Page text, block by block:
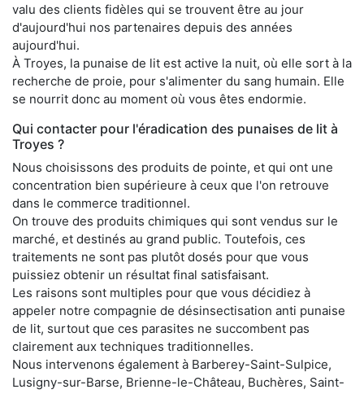
valu des clients fidèles qui se trouvent être au jour
d'aujourd'hui nos partenaires depuis des années
aujourd'hui.
À Troyes, la punaise de lit est active la nuit, où elle sort à la
recherche de proie, pour s'alimenter du sang humain. Elle
se nourrit donc au moment où vous êtes endormie.
Qui contacter pour l'éradication des punaises de lit à
Troyes ?
Nous choisissons des produits de pointe, et qui ont une
concentration bien supérieure à ceux que l'on retrouve
dans le commerce traditionnel.
On trouve des produits chimiques qui sont vendus sur le
marché, et destinés au grand public. Toutefois, ces
traitements ne sont pas plutôt dosés pour que vous
puissiez obtenir un résultat final satisfaisant.
Les raisons sont multiples pour que vous décidiez à
appeler notre compagnie de désinsectisation anti punaise
de lit, surtout que ces parasites ne succombent pas
clairement aux techniques traditionnelles.
Nous intervenons également à Barberey-Saint-Sulpice,
Lusigny-sur-Barse, Brienne-le-Château, Buchères, Saint-